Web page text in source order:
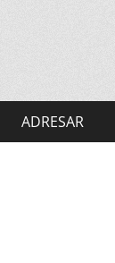
ADRESAR